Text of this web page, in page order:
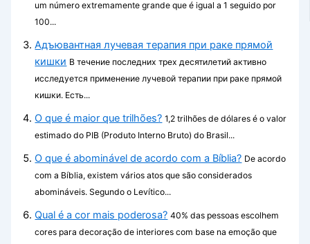
um número extremamente grande que é igual a 1 seguido por
100...
Адъювантная лучевая терапия при раке прямой
кишки В течение последних трех десятилетий активно
исследуется применение лучевой терапии при раке прямой
кишки. Есть...
O que é maior que trilhões? 1,2 trilhões de dólares é o valor
estimado do PIB (Produto Interno Bruto) do Brasil...
O que é abominável de acordo com a Bíblia? De acordo
com a Bíblia, existem vários atos que são considerados
abomináveis. Segundo o Levítico...
Qual é a cor mais poderosa? 40% das pessoas escolhem
cores para decoração de interiores com base na emoção que